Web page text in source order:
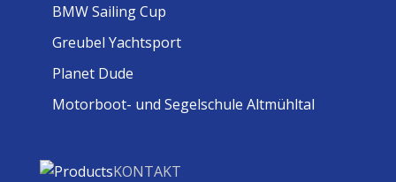
BMW Sailing Cup
Greubel Yachtsport
Planet Dude
Motorboot- und Segelschule Altmühltal
KONTAKT